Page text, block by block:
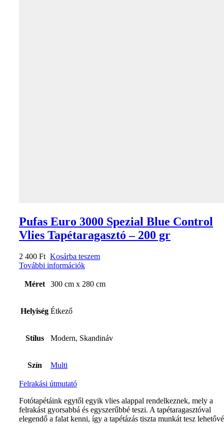
Pufas Euro 3000 Spezial Blue Control
Vlies Tapétaragasztó – 200 gr
2 400 Ft Kosárba teszem
További információk
Méret 300 cm x 280 cm
Helyiség Étkező
Stílus Modern, Skandináv
Szín Multi
Felrakási útmutató
Fotótapétáink egytől egyik vlies alappal rendelkeznek, mely a
felrakást gyorsabbá és egyszerűbbé teszi. A tapétaragasztóval
elegendő a falat kenni, így a tapétázás tiszta munkát tesz